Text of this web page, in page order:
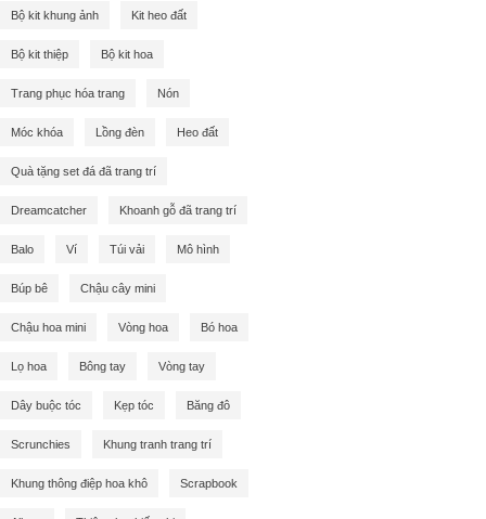
Bộ kit khung ảnh Kit heo đất
Bộ kit thiệp Bộ kit hoa
Trang phục hóa trang Nón
Móc khóa Lồng đèn Heo đất
Quà tặng set đá đã trang trí
Dreamcatcher Khoanh gỗ đã trang trí
Balo Ví Túi vải Mô hình
Búp bê Chậu cây mini
Chậu hoa mini Vòng hoa Bó hoa
Lọ hoa Bông tay Vòng tay
Dây buộc tóc Kẹp tóc Băng đô
Scrunchies Khung tranh trang trí
Khung thông điệp hoa khô Scrapbook